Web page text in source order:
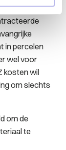
moment [in
in percelen
wel voor
kosten wil
om slechts
om de
te